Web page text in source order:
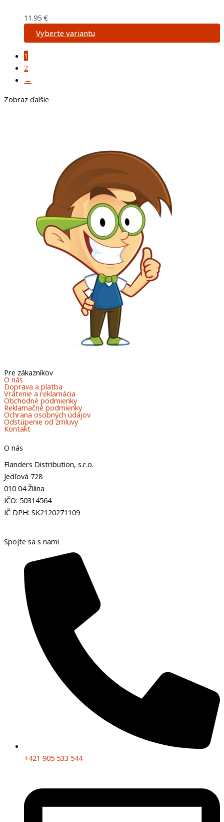
11.95 €
Vyberte variantu
1
2
→
Zobraz ďalšie
Pre zákazníkov
O nás
Doprava a platba
Vrátenie a reklamácia
Obchodné podmienky
Reklamačné podmienky
Ochrana osobných údajov
Odstúpenie od zmluvy
Kontakt
O nás
Flanders Distribution, s.r.o.
Jedľová 728
010 04 Žilina
IČO: 50314564
IČ DPH: SK2120271109
Spojte sa s nami
+421 905 533 544